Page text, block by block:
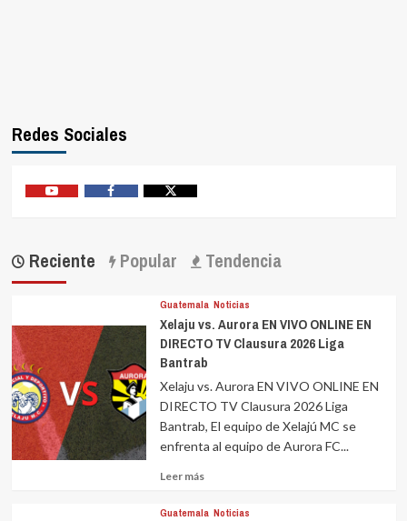
Redes Sociales
Reciente Popular Tendencia
Guatemala Noticias
Xelaju vs. Aurora EN VIVO ONLINE EN
DIRECTO TV Clausura 2026 Liga
Bantrab
Xelaju vs. Aurora EN VIVO ONLINE EN
DIRECTO TV Clausura 2026 Liga
Bantrab, El equipo de Xelajú MC se
enfrenta al equipo de Aurora FC...
Leer másLeer
sobre
Guatemala Noticias